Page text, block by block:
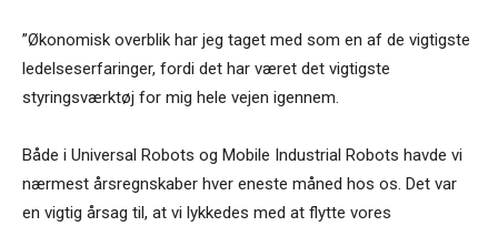
”Økonomisk overblik har jeg taget med som en af de vigtigste
ledelseserfaringer, fordi det har været det vigtigste
styringsværktøj for mig hele vejen igennem.
Både i Universal Robots og Mobile Industrial Robots havde vi
nærmest årsregnskaber hver eneste måned hos os. Det var
en vigtig årsag til, at vi lykkedes med at flytte vores